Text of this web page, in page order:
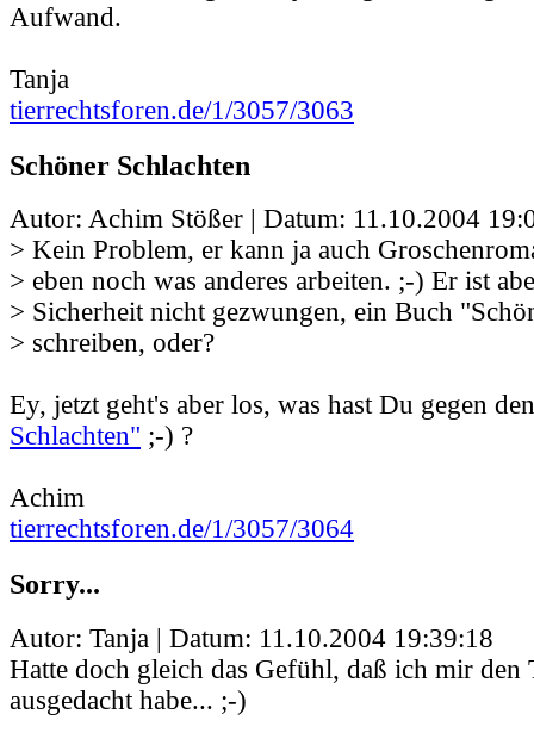
Aufwand.
Tanja
tierrechtsforen.de/1/3057/3063
Schöner Schlachten
Autor: Achim Stößer | Datum: 11.10.2004
> Kein Problem, er kann ja auch
> eben noch was anderes arbeiten. ;-) Er ist
> Sicherheit nicht gezwungen, ein Buch
> schreiben, oder?
Ey, jetzt geht's aber los, was hast Du gegen
Schlachten" ;-) ?
Achim
tierrechtsforen.de/1/3057/3064
Sorry...
Autor: Tanja | Datum: 11.10.2004 19:39:18
Hatte doch gleich das Gefühl, daß ich mir den
ausgedacht habe... ;-)